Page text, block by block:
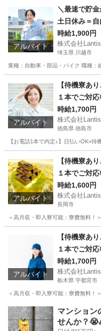
アルバイト
＼最速で貯
土日休み＝
あり♪
時給1,900円
株式会社Lantis
埼玉県 川越市
業種：自動車・部品・バイク 職種：
工場 無料
アルバイト
【待機寮あ
１本でご対
時給1,700円
株式会社Lantis
徳島県 徳島市
【お電話1本で内定♪】日払いOK×
工場 時給
アルバイト
【待機寮あ
１本でご対
時給1,600円
株式会社Lantis
長岡市
＜高月収・即入寮可能：寮費無料
工場 時給
アルバイト
【待機寮あ
１本でご対
時給1,700円
株式会社Lantis
栃木県 宇都宮市
＜高月収・即入寮可能：寮費無料
栃木 宇都宮市 工場 時
マンション
せんか？